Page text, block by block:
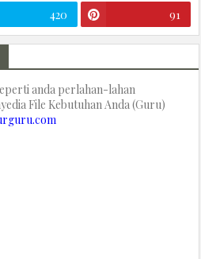
420 91
anda perlahan-lahan
File Kebutuhan Anda (Guru)